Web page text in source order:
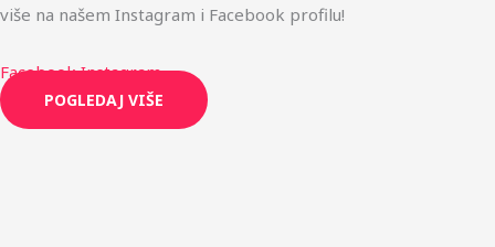
više na našem Instagram i Facebook profilu!
Facebook Instagram
POGLEDAJ VIŠE